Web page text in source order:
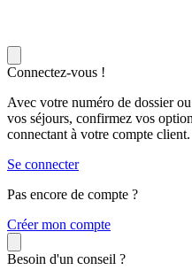
Connectez-vous !
Avec votre numéro de dossier
vos séjours, confirmez vos
connectant à votre compte client.
Se connecter
Pas encore de compte ?
Créer mon compte
Besoin d'un conseil ?